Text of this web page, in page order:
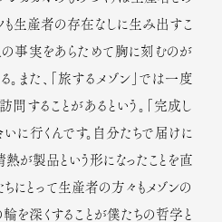
ONLINE SHOP
FACTORY
FOUNDATION
JOURNAL
MAISON CACAO
カカオハナレ
ツも生産者の存在なしに生み出すこ
の事実をあらためて胸に刻むのが
。また、「旅するメゾン」では一度
することがあるという。「完成し
に行くんです。自分たちで届けに
が製品という形になったことを直
にとって生産者の方々もメゾンの
輪を深くすることが僕たちの哲学と